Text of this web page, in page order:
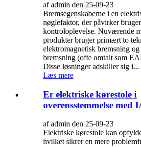
af admin den 25-09-23
Bremsegenskaberne i en
nøglefaktor, der påvirker
kontroloplevelse. Nuværende
produkter bruger primært to
elektromagnetisk bremsning
bremsning (ofte omtalt som
Disse løsninger adskiller sig i...
Læs mere
Er elektriske kørestole i
overensstemmelse med
af admin den 25-09-23
Elektriske kørestole kan
hvilket sikrer en mere